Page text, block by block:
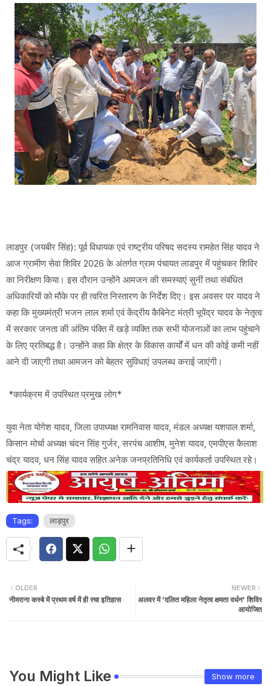
लाडपुर (जयबीर सिंह): पूर्व विधायक एवं राष्ट्रीय परिषद सदस्य रामहेत सिंह यादव ने
आज ग्रामीण सेवा शिविर 2026 के अंतर्गत ग्राम पंचायत लाडपुर में पहुंचकर शिविर
का निरीक्षण किया। इस दौरान उन्होंने आमजन की समस्याएं सुनीं तथा संबंधित
अधिकारियों को मौके पर ही त्वरित निस्तारण के निर्देश दिए। इस अवसर पर यादव ने
कहा कि मुख्यमंत्री भजन लाल शर्मा एवं केंद्रीय कैबिनेट मंत्री भूपेंद्र यादव के नेतृत्व
में सरकार जनता की अंतिम पंक्ति में खड़े व्यक्ति तक सभी योजनाओं का लाभ पहुंचाने
के लिए प्रतिबद्ध है। उन्होंने कहा कि क्षेत्र के विकास कार्यों में धन की कोई कमी नहीं
आने दी जाएगी तथा आमजन को बेहतर सुविधाएं उपलब्ध कराई जाएंगी।
*कार्यक्रम में उपस्थित प्रमुख लोग*
युवा नेता योगेश यादव, जिला उपाध्यक्ष रामनिवास यादव, मंडल अध्यक्ष यशपाल शर्मा,
किसान मोर्चा अध्यक्ष चंदन सिंह गुर्जर, सरपंच आशीष, मुनेश यादव, एमपीएस कैलाश
चंद्र यादव, धन सिंह यादव सहित अनेक जनप्रतिनिधि एवं कार्यकर्ता उपस्थित रहे।
Tags: लाड़पुर
NEWER
अलवर में 'दलित महिला नेतृत्व क्षमता वर्धन' शिविर
आयोजित
OLDER
नीमराना कस्बे में प्रथम वर्ष में ही रचा इतिहास
You Might Like Show more